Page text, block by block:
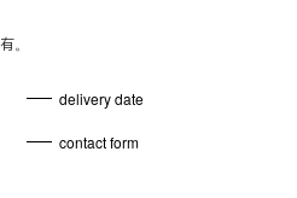
。
delivery date
contact form